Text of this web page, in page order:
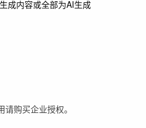
成内容或全部为AI生成
购买企业授权。